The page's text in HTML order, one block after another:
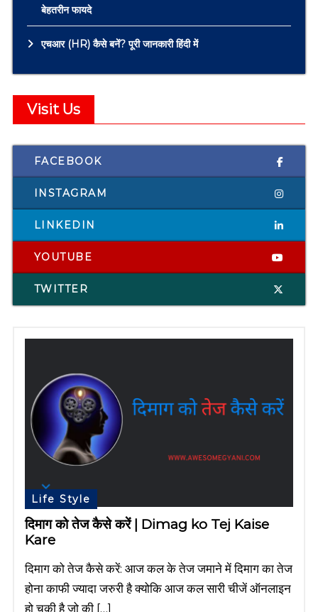
बेहतरीन फायदे
एचआर (HR) कैसे बनें? पूरी जानकारी हिंदी में
Visit Us
FACEBOOK
INSTAGRAM
LINKEDIN
YOUTUBE
TWITTER
Life Style
दिमाग को तेज कैसे करें | Dimag ko Tej Kaise
Kare
दिमाग को तेज कैसे करें: आज कल के तेज जमाने में दिमाग का तेज
होना काफी ज्यादा जरुरी है क्योकि आज कल सारी चीजें ऑनलाइन
हो चुकी है जो की […]